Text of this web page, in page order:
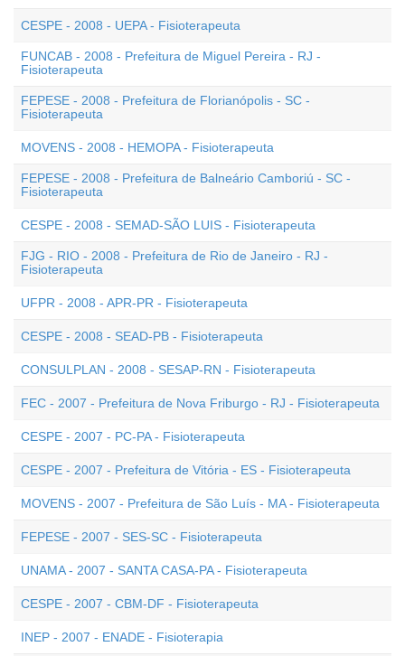
CESPE - 2008 - UEPA - Fisioterapeuta
FUNCAB - 2008 - Prefeitura de Miguel Pereira - RJ -
Fisioterapeuta
FEPESE - 2008 - Prefeitura de Florianópolis - SC -
Fisioterapeuta
MOVENS - 2008 - HEMOPA - Fisioterapeuta
FEPESE - 2008 - Prefeitura de Balneário Camboriú - SC -
Fisioterapeuta
CESPE - 2008 - SEMAD-SÃO LUIS - Fisioterapeuta
FJG - RIO - 2008 - Prefeitura de Rio de Janeiro - RJ -
Fisioterapeuta
UFPR - 2008 - APR-PR - Fisioterapeuta
CESPE - 2008 - SEAD-PB - Fisioterapeuta
CONSULPLAN - 2008 - SESAP-RN - Fisioterapeuta
FEC - 2007 - Prefeitura de Nova Friburgo - RJ - Fisioterapeuta
CESPE - 2007 - PC-PA - Fisioterapeuta
CESPE - 2007 - Prefeitura de Vitória - ES - Fisioterapeuta
MOVENS - 2007 - Prefeitura de São Luís - MA - Fisioterapeuta
FEPESE - 2007 - SES-SC - Fisioterapeuta
UNAMA - 2007 - SANTA CASA-PA - Fisioterapeuta
CESPE - 2007 - CBM-DF - Fisioterapeuta
INEP - 2007 - ENADE - Fisioterapia